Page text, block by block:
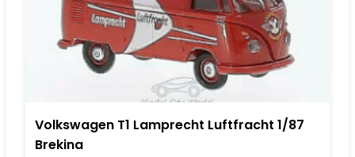
Volkswagen T1 Lamprecht Luftfracht 1/87
Brekina